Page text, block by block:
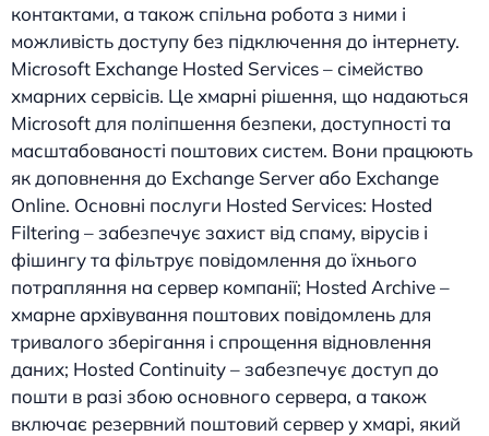
контактами, а також спільна робота з ними і
можливість доступу без підключення до інтернету.
Microsoft Exchange Hosted Services – сімейство
хмарних сервісів. Це хмарні рішення, що надаються
Microsoft для поліпшення безпеки, доступності та
масштабованості поштових систем. Вони працюють
як доповнення до Exchange Server або Exchange
Online. Основні послуги Hosted Services: Hosted
Filtering – забезпечує захист від спаму, вірусів і
фішингу та фільтрує повідомлення до їхнього
потрапляння на сервер компанії; Hosted Archive –
хмарне архівування поштових повідомлень для
тривалого зберігання і спрощення відновлення
даних; Hosted Continuity – забезпечує доступ до
пошти в разі збою основного сервера, а також
включає резервний поштовий сервер у хмарі, який